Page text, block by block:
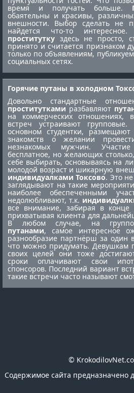
время и получать больше.
обаятельны и красивы,
внешности. Выбор сделать не
найдется что-то
проститутку здесь не просто,
принято и считается признаком
только по объявлениям,
социальных сетях.
Горячие путаны в холодном
Довольно стандартные
проституткамиразбавляют
на коммерческих отношениях,
встреч устраивают
основном студентки,
знакомств о желании
незнакомых мужчин.
бесплатное, но желающих
себе выбирать, основываясь на
молодой возраст и шикарную
индивидуалками Токсово. Это
заглядывают на такие
наиболее обеспеченными
недолюбливают, т.к.
все внимание, забирая в
прихватывая клиента для
В любом случае, на
путанами, самое интересное
разнообразие партнёрш за один
что можно придумать. Девушкам
своих целей они тоже
сроки оплачивают свои
спонсоров. Последний вариант
такие встречи часто называют
©
Содержимое сайта предназначено